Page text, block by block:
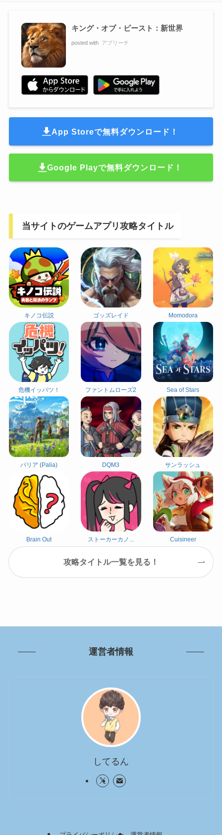
キング・オブ・ビースト：新世界
posted with アプリーチ
App Storeで無料ダウンロード！
Google Playで無料ダウンロード！
当サイトのゲームアプリ攻略タイトル
キノコ伝説 ゴッズレイド Momodora
危機イッパツ！ ファントムローズ2 Sea of Stars
パリア (Palia) DQM3 サンラッシュ
Brain Out ストーカーカノ... Cuisineer
攻略タイトル一覧を見る！
運営者情報
してるん